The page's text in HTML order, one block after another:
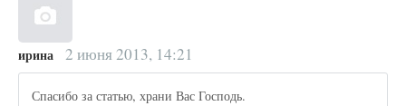
ирина 2 июня 2013, 14:21
Спасибо за статью, храни Вас Господь.